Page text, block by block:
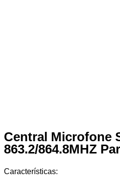
Central Microfone
863.2/864.8MHZ
Características: